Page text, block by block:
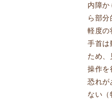
内障
ら部
軽度の
手首は
ため
操作を
恐れが
ない